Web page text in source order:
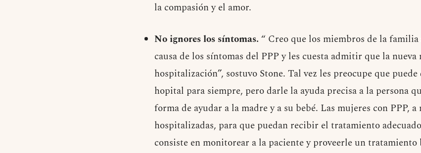
la compasión y el amor.
No ignores los síntomas. “ Creo que los miembros de la
causa de los síntomas del PPP y les cuesta admitir que la nueva
hospitalización”, sostuvo Stone. Tal vez les preocupe que
hopital para siempre, pero darle la ayuda precisa a la persona
forma de ayudar a la madre y a su bebé. Las mujeres con PPP, a
hospitalizadas, para que puedan recibir el tratamiento
consiste en monitorear a la paciente y proveerle un